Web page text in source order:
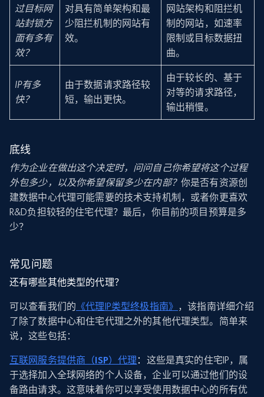
过目标网
站封锁方
面有多有
效？
对具有简单架构和最
少阻拦机制的网站有
效。
网站架构和阻拦机
制的网站，如速率
限制或目标数据扭
曲。
IP有多
快？
由于数据请求路径较
短，输出更快。
由于较长的、基于
对等的请求路径，
输出稍慢。
底线
作为企业在做出这个决定时，问问自己你希望将这个过程
外包多少，以及你希望保留多少在内部？ 你是否有资源创
建数据中心代理可能需要的技术支持机制，或者你更喜欢
R&D负担较轻的住宅代理？最后，你目前的项目预算是多
少？
常见问题
还有哪些其他类型的代理？
可以查看我们的 《代理IP类型终极指南》 ，该指南详细介绍
了除了数据中心和住宅代理之外的其他代理类型。简单来
说，这些包括：
互联网服务提供商（ISP）代理 ： 这些是真实的住宅IP，属
于选择加入全球网络的个人设备，企业可以通过他们的设
备路由请求。这意味着你可以享受使用数据中心的所有优